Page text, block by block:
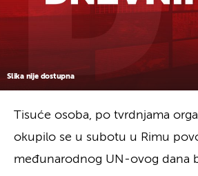
Slika nije dostupna
Tisuće osoba, po tvrdnjama
okupilo se u subotu u Rimu
međunarodnog UN-ovog dana